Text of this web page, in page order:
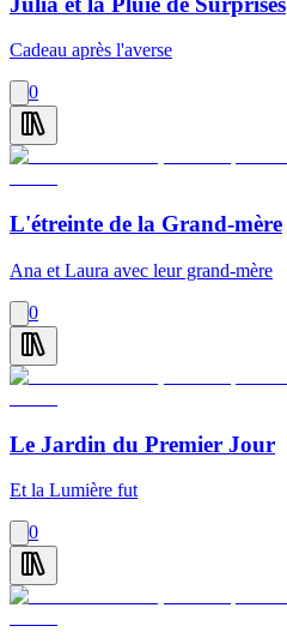
Cadeau après l'averse
0
L'étreinte de la Grand-mère
Ana et Laura avec leur grand-mère
0
Le Jardin du Premier Jour
Et la Lumière fut
0